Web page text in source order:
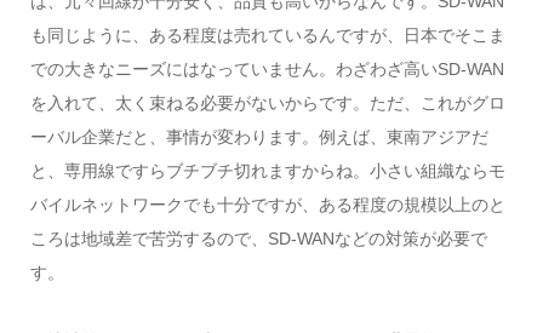
も同じように、ある程度は売れているんですが、日本でそこま
での大きなニーズにはなっていません。わざわざ高いSD-WAN
を入れて、太く束ねる必要がないからです。ただ、これがグロ
ーバル企業だと、事情が変わります。例えば、東南アジアだ
と、専用線ですらブチブチ切れますからね。小さい組織ならモ
バイルネットワークでも十分ですが、ある程度の規模以上のと
ころは地域差で苦労するので、SD-WANなどの対策が必要で
す。